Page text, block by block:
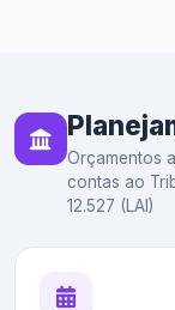
Orçamentos
contas ao
12.527 (LAI)